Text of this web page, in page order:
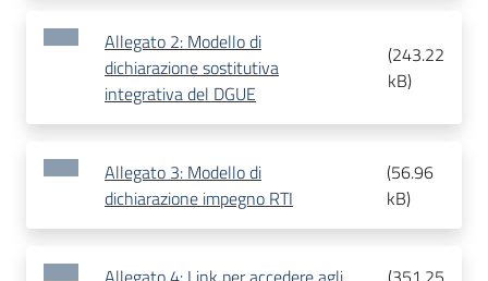
Allegato 2: Modello di
dichiarazione sostitutiva
integrativa del DGUE
(243.22
kB)
Allegato 3: Modello di
dichiarazione impegno RTI
(56.96
kB)